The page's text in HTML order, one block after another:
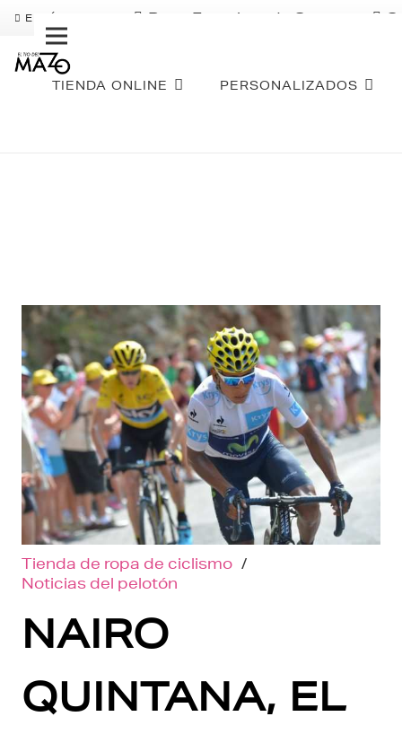
ENVÍO GRATIS Pago Fraccionado Sequra
TIENDA ONLINE PERSONALIZADOS
Tienda de ropa de ciclismo /
Noticias del pelotón
NAIRO
QUINTANA, EL